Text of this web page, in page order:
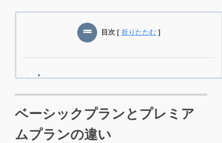
目次 [ 折りたたむ ]
ベーシックプランとプレミア
ムプランの違い